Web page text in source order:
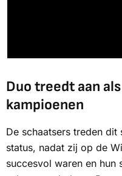
Duo treedt aan
kampioenen
De schaatsers treden
status, nadat zij op de
succesvol waren en hun